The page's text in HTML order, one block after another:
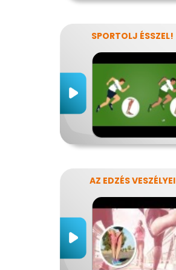
SPORTOLJ ÉSSZEL!
AZ EDZÉS VESZÉLYEI